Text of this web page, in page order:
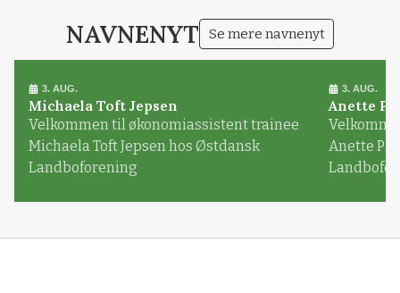
NAVNENYT Se mere navnenyt
3. AUG.
Michaela Toft Jepsen
Velkommen til økonomiassistent trainee
Michaela Toft Jepsen hos Østdansk
Landboforening
3. AUG.
Anette
Anette